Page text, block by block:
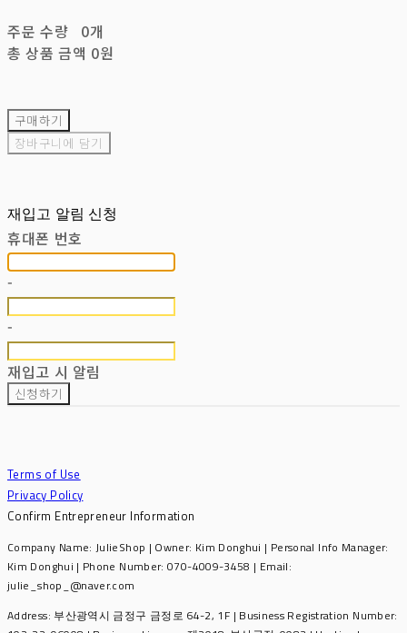
주문 수량
0개
총 상품 금액 0원
구매하기
장바구니에 담기
재입고 알림 신청
휴대폰 번호
-
-
재입고 시 알림
신청하기
Terms of Use
Privacy Policy
Confirm Entrepreneur Information
Company Name: JulieShop | Owner: Kim Donghui | Personal Info Manager:
Kim Donghui | Phone Number: 070-4009-3458 | Email:
julie_shop_@naver.com
Address: 부산광역시 금정구 금정로 64-2, 1F | Business Registration Number: